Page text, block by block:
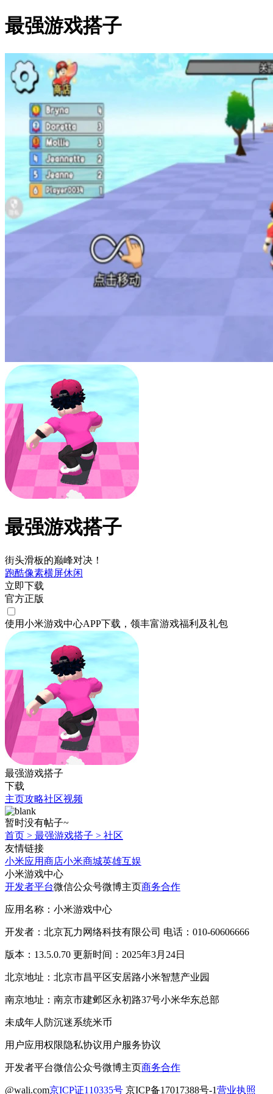
最强游戏搭子
最强游戏搭子
街头滑板的巅峰对决！
跑酷像素横屏休闲
立即下载
官方正版
使用小米游戏中心APP下载 ，领丰富游戏福利 及礼包
最强游戏搭子
下载
主页攻略社区视频
暂时没有帖子~
首页 > 最强游戏搭子 > 社区
友情链接
小米应用商店小米商城英雄互娱
小米游戏中心
开发者平台微信公众号微博主页商务合作
应用名称：小米游戏中心
开发者：北京瓦力网络科技有限公司 电话：010-60606666
版本：13.5.0.70 更新时间：2025年3月24日
北京地址：北京市昌平区安居路小米智慧产业园
南京地址：南京市建邺区永初路37号小米华东总部
未成年人防沉迷系统米币
用户应用权限隐私协议用户服务协议
开发者平台微信公众号微博主页商务合作
@wali.com京ICP证110335号 京ICP备17017388号-1营业执照